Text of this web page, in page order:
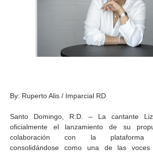
By: Ruperto Alis / Imparcial RD
Santo Domingo, R.D. – La cantante
oficialmente el lanzamiento de su
colaboración con la plataforma
consolidándose como una de las voces